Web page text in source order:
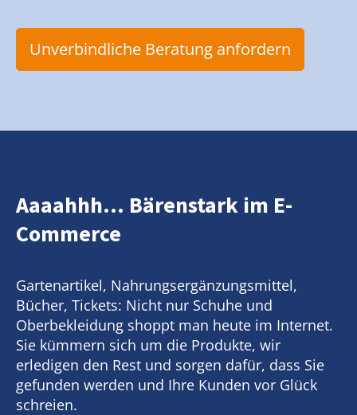
Unverbindliche Beratung anfordern
Aaaahhh... Bärenstark im E-
Commerce
Gartenartikel, Nahrungsergänzungsmittel,
Bücher, Tickets: Nicht nur Schuhe und
Oberbekleidung shoppt man heute im Internet.
Sie kümmern sich um die Produkte, wir
erledigen den Rest und sorgen dafür, dass Sie
gefunden werden und Ihre Kunden vor Glück
schreien.